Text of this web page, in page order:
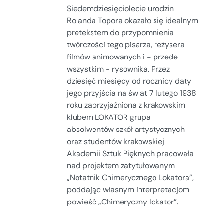
Siedemdziesięciolecie urodzin
Rolanda Topora okazało się idealnym
pretekstem do przypomnienia
twórczości tego pisarza, reżysera
filmów animowanych i - przede
wszystkim - rysownika. Przez
dziesięć miesięcy od rocznicy daty
jego przyjścia na świat 7 lutego 1938
roku zaprzyjaźniona z krakowskim
klubem LOKATOR grupa
absolwentów szkół artystycznych
oraz studentów krakowskiej
Akademii Sztuk Pięknych pracowała
nad projektem zatytułowanym
„Notatnik Chimerycznego Lokatora”,
poddając własnym interpretacjom
powieść „Chimeryczny lokator”.